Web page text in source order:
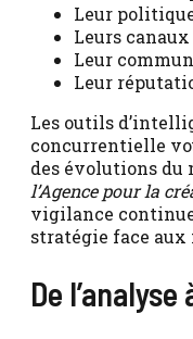
Leur
Leurs
Leur
Leur
Les outils
concurrentielle
des évolutions du
l’Agence pour la
vigilance
stratégie face
De